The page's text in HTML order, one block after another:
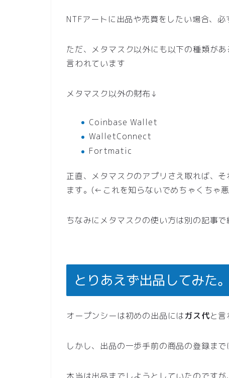
NTFアートに出品や売買をしたい場合、必
ただ、メタマスク以外にも以下の種類が
言われています
メタマスク以外の財布↓
Coinbase Wallet
WalletConnect
Fortmatic
正直、メタマスクのアプリさえ取れば、
ます。(←これを知らないでめちゃくちゃ悪
ちなみにメタマスクの使い方は別の記事で
とりあえず出品してみた。
オープンシーは初めの出品にはガス代と
しかし、出品の一歩手前の商品の登録まで